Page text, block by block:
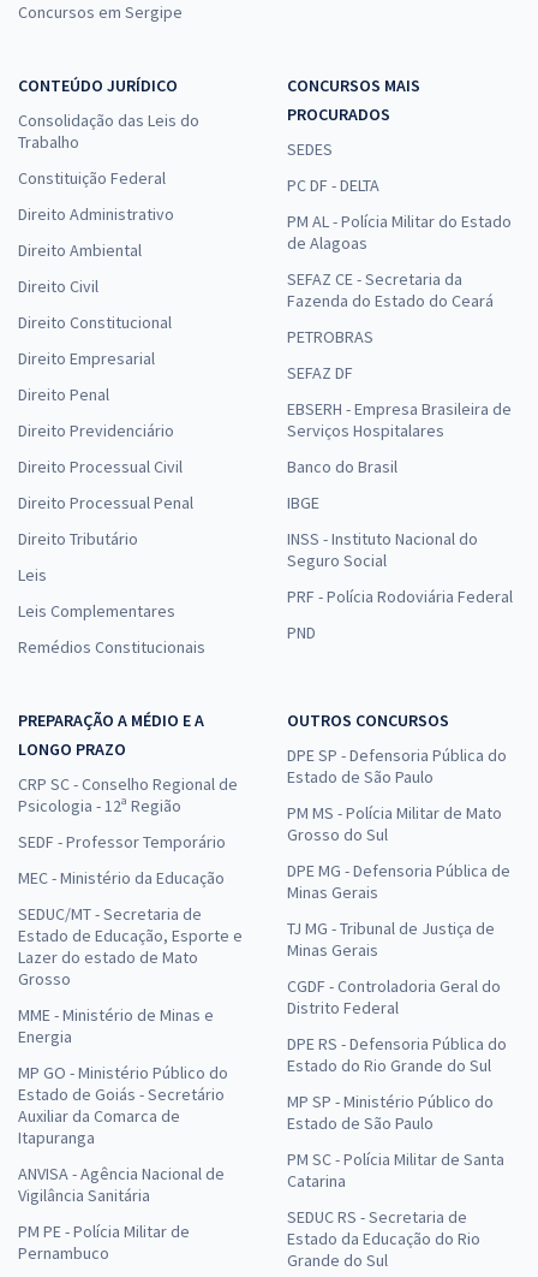
Concursos em Sergipe
CONTEÚDO JURÍDICO
Consolidação das Leis do
Trabalho
Constituição Federal
Direito Administrativo
Direito Ambiental
Direito Civil
Direito Constitucional
Direito Empresarial
Direito Penal
Direito Previdenciário
Direito Processual Civil
Direito Processual Penal
Direito Tributário
Leis
Leis Complementares
Remédios Constitucionais
CONCURSOS MAIS
PROCURADOS
SEDES
PC DF - DELTA
PM AL - Polícia Militar do Estado
de Alagoas
SEFAZ CE - Secretaria da
Fazenda do Estado do Ceará
PETROBRAS
SEFAZ DF
EBSERH - Empresa Brasileira de
Serviços Hospitalares
Banco do Brasil
IBGE
INSS - Instituto Nacional do
Seguro Social
PRF - Polícia Rodoviária Federal
PND
PREPARAÇÃO A MÉDIO E A
LONGO PRAZO
CRP SC - Conselho Regional de
Psicologia - 12ª Região
SEDF - Professor Temporário
MEC - Ministério da Educação
SEDUC/MT - Secretaria de
Estado de Educação, Esporte e
Lazer do estado de Mato
Grosso
MME - Ministério de Minas e
Energia
MP GO - Ministério Público do
Estado de Goiás - Secretário
Auxiliar da Comarca de
Itapuranga
ANVISA - Agência Nacional de
Vigilância Sanitária
PM PE - Polícia Militar de
Pernambuco
OUTROS CONCURSOS
DPE SP - Defensoria Pública do
Estado de São Paulo
PM MS - Polícia Militar de Mato
Grosso do Sul
DPE MG - Defensoria Pública de
Minas Gerais
TJ MG - Tribunal de Justiça de
Minas Gerais
CGDF - Controladoria Geral do
Distrito Federal
DPE RS - Defensoria Pública do
Estado do Rio Grande do Sul
MP SP - Ministério Público do
Estado de São Paulo
PM SC - Polícia Militar de Santa
Catarina
SEDUC RS - Secretaria de
Estado da Educação do Rio
Grande do Sul